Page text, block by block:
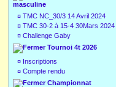
masculine
¤ TMC NC_30/3 14 Avril 2024
¤ TMC 30-2 à 15-4 30Mars 2024
¤ Challenge Gaby
Tournoi 4t 2026
¤ Inscriptions
¤ Compte rendu
Championnat